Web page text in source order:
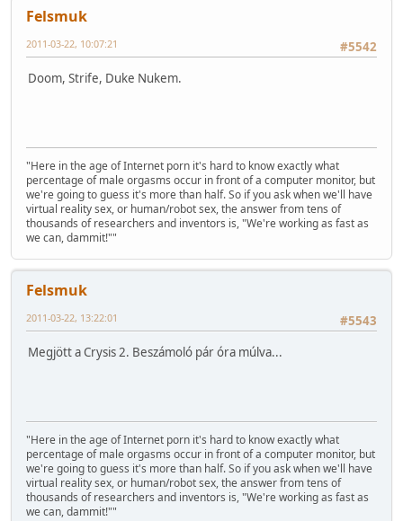
Felsmuk
#5542
2011-03-22, 10:07:21
Doom, Strife, Duke Nukem.
"Here in the age of Internet porn it's hard to know exactly what
percentage of male orgasms occur in front of a computer monitor, but
we're going to guess it's more than half. So if you ask when we'll have
virtual reality sex, or human/robot sex, the answer from tens of
thousands of researchers and inventors is, "We're working as fast as
we can, dammit!""
Felsmuk
#5543
2011-03-22, 13:22:01
Megjött a Crysis 2. Beszámoló pár óra múlva...
"Here in the age of Internet porn it's hard to know exactly what
percentage of male orgasms occur in front of a computer monitor, but
we're going to guess it's more than half. So if you ask when we'll have
virtual reality sex, or human/robot sex, the answer from tens of
thousands of researchers and inventors is, "We're working as fast as
we can, dammit!""